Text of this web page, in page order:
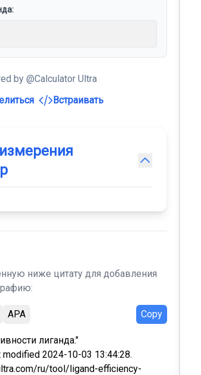
by @Calculator Ultra
Встраивать
ниже цитату для добавления
APA Copy
лиганда."
modified 2024-10-03 13:44:28.
ru/tool/ligand-efficiency-